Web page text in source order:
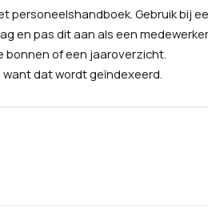
personeelshandboek. Gebruik bij
en pas dit aan als een medewerker
bonnen of een jaaroverzicht.
dat wordt geïndexeerd.